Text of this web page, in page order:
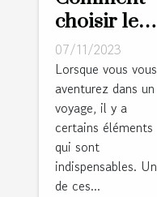
choisir le
meilleur
réveil de
voyage
pour vos
aventures
07/11/2023
Lorsque vous vous
aventurez dans un
voyage, il y a
certains éléments
qui sont
indispensables. Un
de ces...